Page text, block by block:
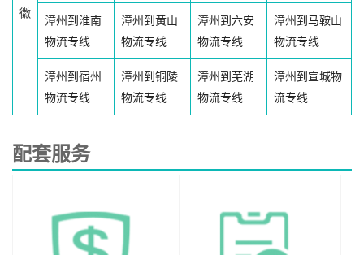
徽
漳州到淮南
物流专线
漳州到黄山
物流专线
漳州到六安
物流专线
漳州到马鞍山
物流专线
漳州到宿州
物流专线
漳州到铜陵
物流专线
漳州到芜湖
物流专线
漳州到宣城物
流专线
配套服务